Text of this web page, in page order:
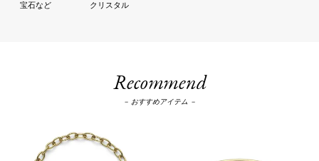
クリスタル
Recommend
－ おすすめアイテム －